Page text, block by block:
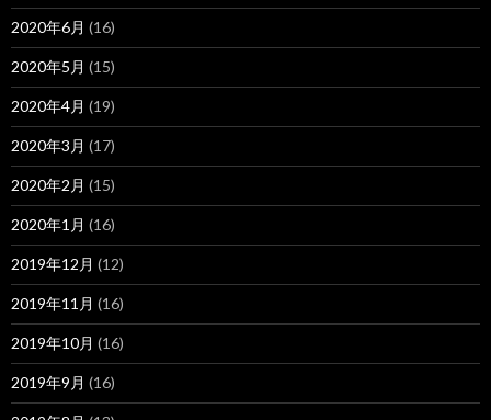
2020年6月 (16)
2020年5月 (15)
2020年4月 (19)
2020年3月 (17)
2020年2月 (15)
2020年1月 (16)
2019年12月 (12)
2019年11月 (16)
2019年10月 (16)
2019年9月 (16)